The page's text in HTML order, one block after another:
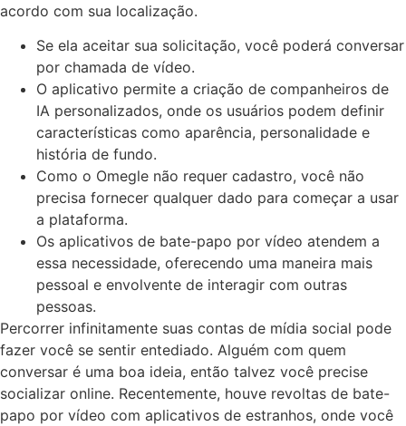
acordo com sua localização.
Se ela aceitar sua solicitação, você poderá conversar
por chamada de vídeo.
O aplicativo permite a criação de companheiros de
IA personalizados, onde os usuários podem definir
características como aparência, personalidade e
história de fundo.
Como o Omegle não requer cadastro, você não
precisa fornecer qualquer dado para começar a usar
a plataforma.
Os aplicativos de bate-papo por vídeo atendem a
essa necessidade, oferecendo uma maneira mais
pessoal e envolvente de interagir com outras
pessoas.
Percorrer infinitamente suas contas de mídia social pode
fazer você se sentir entediado. Alguém com quem
conversar é uma boa ideia, então talvez você precise
socializar online. Recentemente, houve revoltas de bate-
papo por vídeo com aplicativos de estranhos, onde você